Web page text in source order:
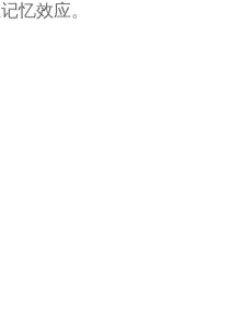
忆效应。